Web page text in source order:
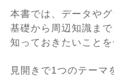
本書では、データや
基礎から周辺知識ま
知っておきたいこと
見開きで1つのテーマ